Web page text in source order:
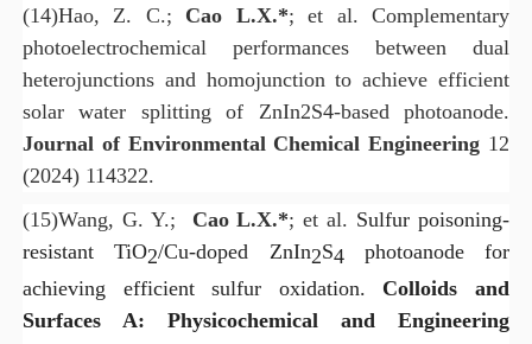
(14)Hao, Z. C.; Cao L.X.*; et al.Complementary
photoelectrochemical performances between dual
heterojunctions and homojunction to achieve efficient
solar water splitting of ZnIn2S4-based photoanode.
Journal of Environmental Chemical Engineering 12
(2024) 114322.
(15)Wang, G. Y.; Cao L.X.*; et al. Sulfur poisoning-
resistant TiO2/Cu-doped ZnIn2S4photoanode for
achieving efficient sulfur oxidation. Colloids and
Surfaces A: Physicochemical and Engineering